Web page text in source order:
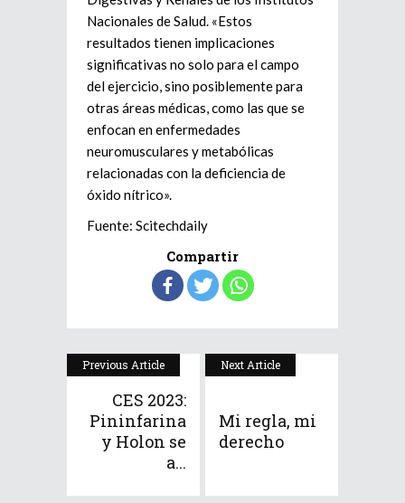
Nacionales de Salud. «Estos
resultados tienen implicaciones
significativas no solo para el campo
del ejercicio, sino posiblemente para
otras áreas médicas, como las que se
enfocan en enfermedades
neuromusculares y metabólicas
relacionadas con la deficiencia de
óxido nítrico».
Fuente: Scitechdaily
Compartir
Previous Article
CES 2023:
Pininfarina
y Holon se
a...
Next Article
Mi regla, mi
derecho